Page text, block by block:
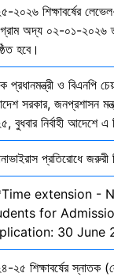
২০২৬ শিক্ষাবর্ষের
অদ্য ০২-০১-২০২৬
হবে।
প্রধানমন্ত্রী ও বিএনপি
সরকার, জনপ্রশাসন
বুধবার নির্বাহী আদেশে এ
প্রতিরোধে জরুরী
extension -
for
30 June
২৫ শিক্ষাবর্ষের স্নাতক